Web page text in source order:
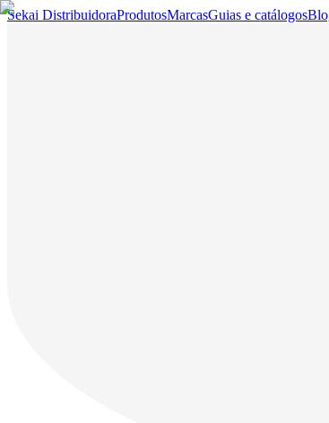
Sekai DistribuidoraProdutosMarcasGuias e catálogos